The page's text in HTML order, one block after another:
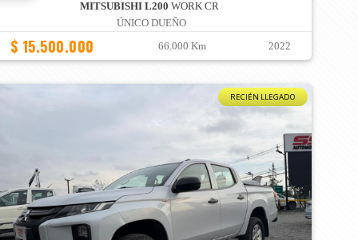
MITSUBISHI L200 WORK CR
ÚNICO DUEÑO
$ 15.500.000 66.000 Km 2022
RECIÉN LLEGADO